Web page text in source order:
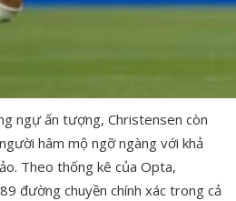
ngự ấn tượng, Christensen còn
hâm mộ ngỡ ngàng với khả
Theo thống kê của Opta,
đường chuyền chính xác trong cả